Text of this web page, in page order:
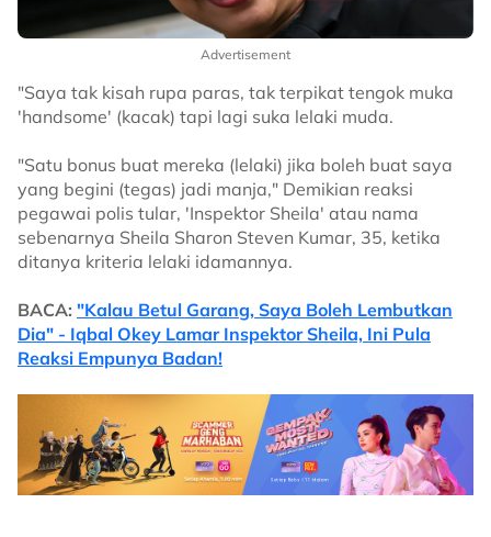
Advertisement
"Saya tak kisah rupa paras, tak terpikat tengok muka
'handsome' (kacak) tapi lagi suka lelaki muda.
"Satu bonus buat mereka (lelaki) jika boleh buat saya
yang begini (tegas) jadi manja," Demikian reaksi
pegawai polis tular, 'Inspektor Sheila' atau nama
sebenarnya Sheila Sharon Steven Kumar, 35, ketika
ditanya kriteria lelaki idamannya.
BACA: "Kalau Betul Garang, Saya Boleh Lembutkan
Dia" - Iqbal Okey Lamar Inspektor Sheila, Ini Pula
Reaksi Empunya Badan!